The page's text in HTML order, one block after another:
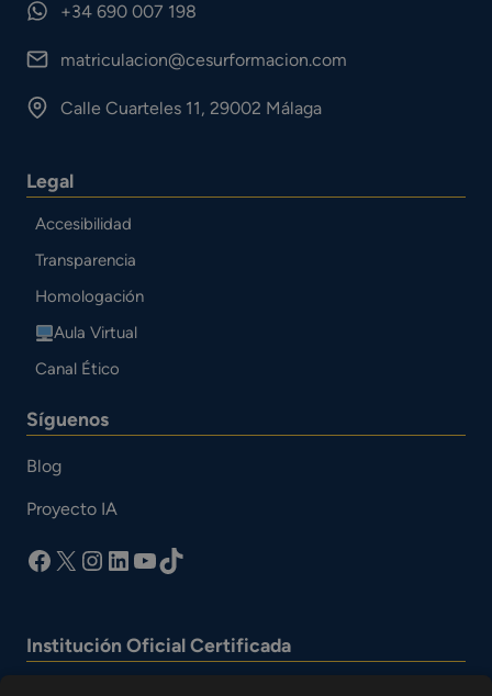
+34 690 007 198
matriculacion@cesurformacion.com
Calle Cuarteles 11, 29002 Málaga
Legal
Accesibilidad
Transparencia
Homologación
Aula Virtual
Canal Ético
Síguenos
Blog
Proyecto IA
facebook
X Instagram
LinkedIn
YouTube
TikTok
Institución Oficial Certificada